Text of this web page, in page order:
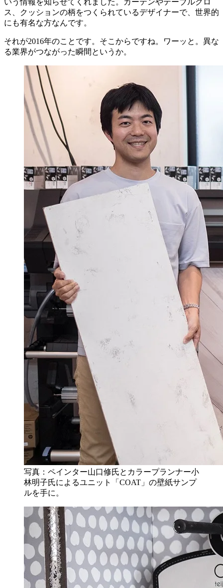
いう情報を知らせてくれました。カーテンやテーブルクロ
ス、クッションの柄をつくられているデザイナーで、世界的
にも有名な方なんです。
それが2016年のことです。そこからですね。ワーッと。異な
る業界がつながった瞬間というか。
写真：ペインター山口修氏とカラープランナー小
林明子氏によるユニット「COAT」の壁紙サンプ
ルを手に。